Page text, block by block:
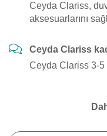
Ceyda Clariss,
aksesuarlarını
Ceyda Clariss
Ceyda Clariss 3-5